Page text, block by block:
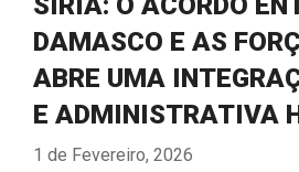
DAMASCO E AS
ABRE UMA
E ADMINISTRATIVA
1 de Fevereiro, 2026